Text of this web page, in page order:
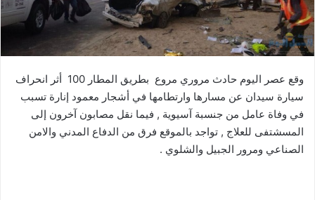
وقع عصر اليوم حادث مروري مروع بطريق المطار 100 أثر انحراف
سيارة سيدان عن مسارها وارتطامها في أشجار معمود إنارة تسبب
في وفاة عامل من جنسبة آسيوية , فيما نقل مصابون آخرون إلى
المسشتفى للعلاج , تواجد بالموقع فرق من الدفاع المدني والامن
الصناعي ومرور الجبيل والشلوي .